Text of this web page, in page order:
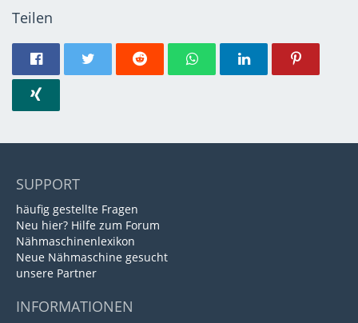
Teilen
SUPPORT
häufig gestellte Fragen
Neu hier? Hilfe zum Forum
Nähmaschinenlexikon
Neue Nähmaschine gesucht
unsere Partner
INFORMATIONEN